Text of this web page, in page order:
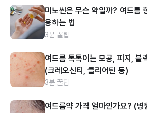
미노씬은 무슨 약일까? 여드름
용하는 법
3분 꿀팁
여드름 톡톡이는 모공, 피지, 블
(크레오신티, 클리어틴 등)
3분 꿀팁
여드름약 가격 얼마인가요? (